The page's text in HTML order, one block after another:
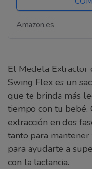
Amazon.es
El Medela Extractor
Swing Flex es un
que te brinda más
tiempo con tu bebé.
extracción en dos
tanto para
para ayudarte a
con la lactancia.